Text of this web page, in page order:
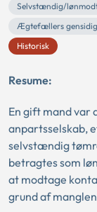
Selvstændig/
Ægtefællers
Historisk
Resume:
En gift mand var
anpartsselskab,
selvstændig
betragtes som
at modtage
grund af